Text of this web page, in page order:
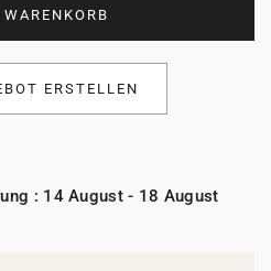
ERSTELLEN
: 14 August - 18 August